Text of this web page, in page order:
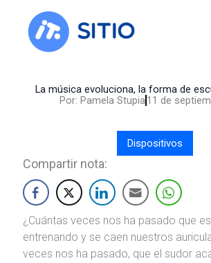
content
La música evoluciona, la forma de
Por: Pamela Stupia11 de
Dispositivos
Compartir nota:
¿Cuántas veces nos ha pasado que
entrenando y se caen nuestros
veces nos ha pasado, que el sudor